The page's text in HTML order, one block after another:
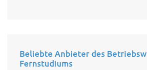
Beliebte Anbieter des
Fernstudiums